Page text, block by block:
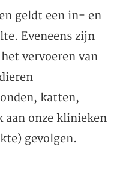
geldt een in- en
Eveneens zijn
vervoeren van
katten,
aan onze klinieken
gevolgen.